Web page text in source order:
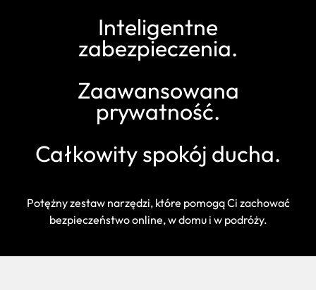
Inteligentne
zabezpieczenia.
Zaawansowana
prywatność.
Całkowity spokój ducha.
Potężny zestaw narzędzi, które pomogą Ci zachować
bezpieczeństwo online, w domu i w podróży.